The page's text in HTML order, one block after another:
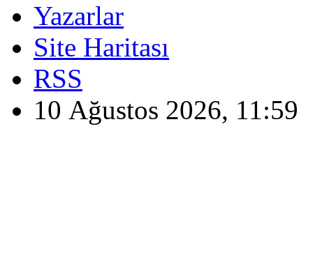
Yazarlar
Site Haritası
RSS
10 Ağustos 2026, 11:59